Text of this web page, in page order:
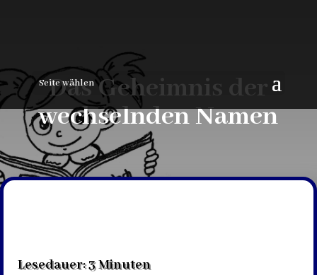
Seite wählen
Das Geheimnis der
wechselnden Namen
Lesedauer:3Minuten